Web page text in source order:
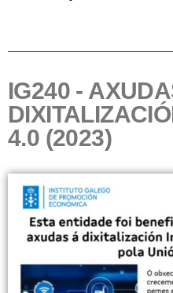
IG240 -
4.0 (2023)